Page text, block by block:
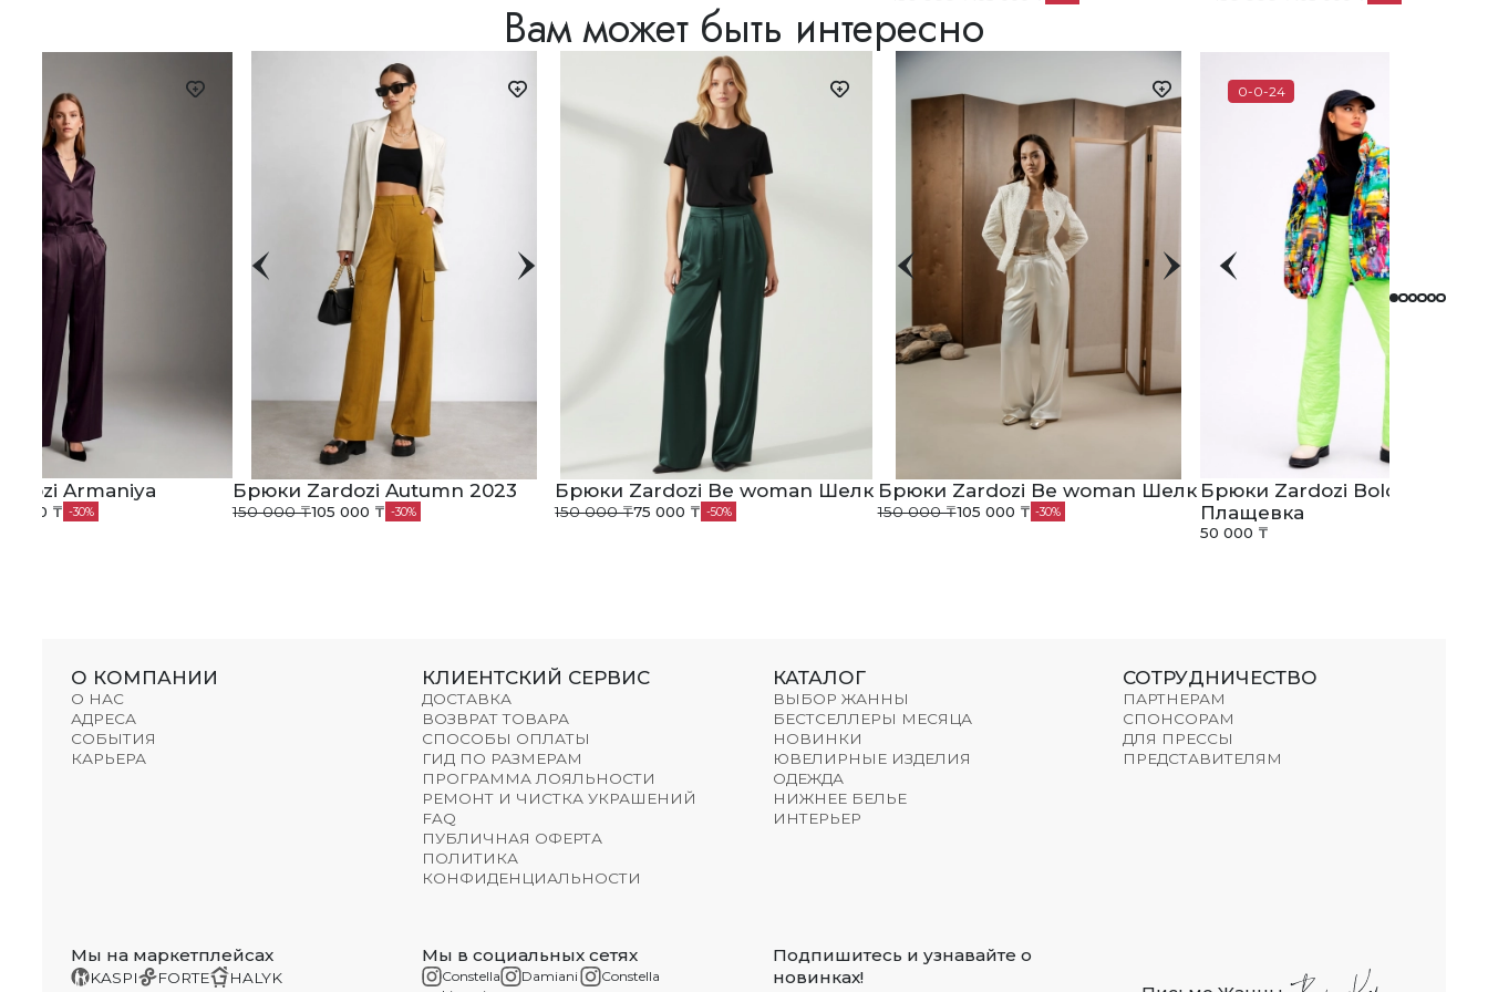
Вам может быть интересно
Armaniya
000 ₸ 30
Брюки Zardozi Autumn 2023
150 000 ₸105 000 ₸ 30
Брюки Zardozi Be woman Шелк
150 000 ₸75 000 ₸ 50
Брюки Zardozi Be woman Шелк
150 000 ₸105 000 ₸ 30
0-0-24
Брюки Zardozi Bologna
Плащевка
50 000 ₸
О КОМПАНИИ
О НАС
АДРЕСА
СОБЫТИЯ
КАРЬЕРА
КЛИЕНТСКИЙ СЕРВИС
ДОСТАВКА
ВОЗВРАТ ТОВАРА
СПОСОБЫ ОПЛАТЫ
ГИД ПО РАЗМЕРАМ
ПРОГРАММА ЛОЯЛЬНОСТИ
РЕМОНТ И ЧИСТКА УКРАШЕНИЙ
FAQ
ПУБЛИЧНАЯ ОФЕРТА
ПОЛИТИКА
КОНФИДЕНЦИАЛЬНОСТИ
КАТАЛОГ
ВЫБОР ЖАННЫ
БЕСТСЕЛЛЕРЫ МЕСЯЦА
НОВИНКИ
ЮВЕЛИРНЫЕ ИЗДЕЛИЯ
ОДЕЖДА
НИЖНЕЕ БЕЛЬЕ
ИНТЕРЬЕР
СОТРУДНИЧЕСТВО
ПАРТНЕРАМ
СПОНСОРАМ
ДЛЯ ПРЕССЫ
ПРЕДСТАВИТЕЛЯМ
Мы на маркетплейсах
KASPI FORTE HALYK
Мы в социальных сетях
Constella
Damiani Constella
Подпишитесь и узнавайте о
новинках!